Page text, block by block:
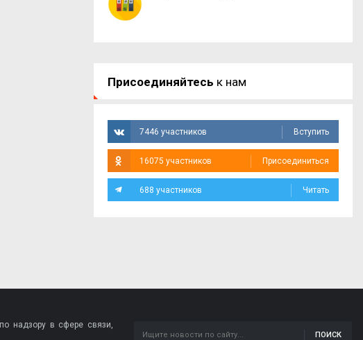
Присоединяйтесь к нам
7446 участников Вступить
16075 участников Присоединиться
688 участников Читать
надзору в сфере связи,
ПОИСК